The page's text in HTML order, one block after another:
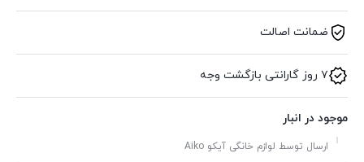
ضمانت اصالت
۷ روز گارانتی بازگشت وجه
موجود در انبار
ارسال توسط لوازم خانگی آیکو Aiko